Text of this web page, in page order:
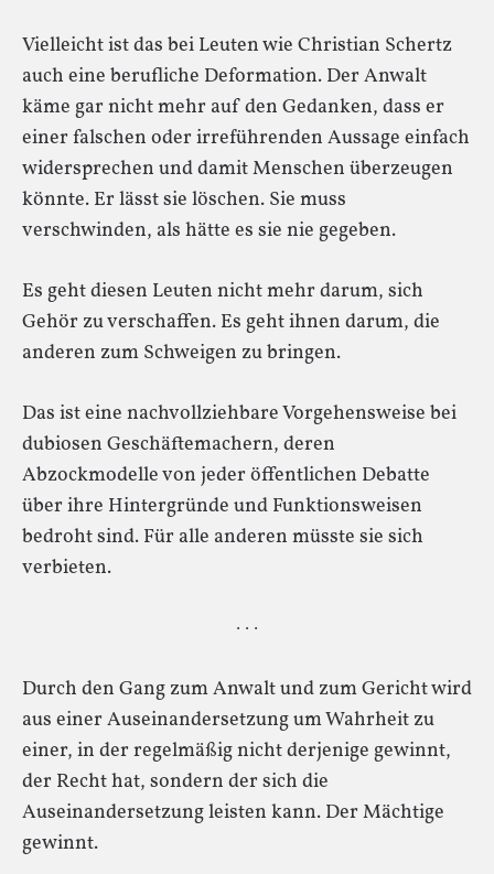
Vielleicht ist das bei Leuten wie Christian Schertz
auch eine berufliche Deformation. Der Anwalt
käme gar nicht mehr auf den Gedanken, dass er
einer falschen oder irreführenden Aussage einfach
widersprechen und damit Menschen überzeugen
könnte. Er lässt sie löschen. Sie muss
verschwinden, als hätte es sie nie gegeben.
Es geht diesen Leuten nicht mehr darum, sich
Gehör zu verschaffen. Es geht ihnen darum, die
anderen zum Schweigen zu bringen.
Das ist eine nachvollziehbare Vorgehensweise bei
dubiosen Geschäftemachern, deren
Abzockmodelle von jeder öffentlichen Debatte
über ihre Hintergründe und Funktionsweisen
bedroht sind. Für alle anderen müsste sie sich
verbieten.
· · ·
Durch den Gang zum Anwalt und zum Gericht wird
aus einer Auseinandersetzung um Wahrheit zu
einer, in der regelmäßig nicht derjenige gewinnt,
der Recht hat, sondern der sich die
Auseinandersetzung leisten kann. Der Mächtige
gewinnt.